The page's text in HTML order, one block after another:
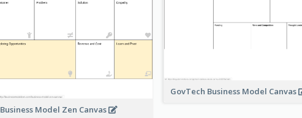
Business Model Zen Canvas
GovTech Business Model Canvas